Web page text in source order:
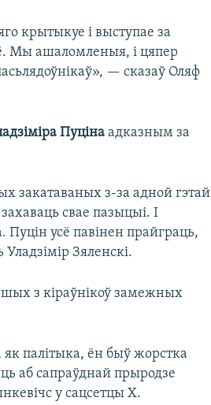
крытыкуе і выступае за
Мы ашаломленыя, і цяпер
— сказаў Оляф
Пуціна адказным за
закатаваных з-за адной гэтай
свае пазыцыі. І
Пуцін усё павінен прайграць,
Зяленскі.
з кіраўнікоў замежных
палітыка, ён быў жорстка
аб сапраўднай прыродзе
у сацсетцы X.